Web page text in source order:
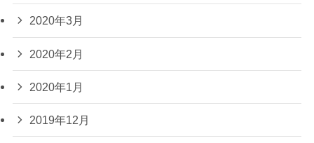
2020年3月
2020年2月
2020年1月
2019年12月